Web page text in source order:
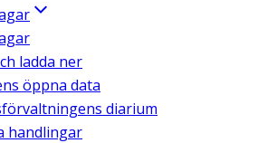
ladda ner
öppna data
diarium
handlingar